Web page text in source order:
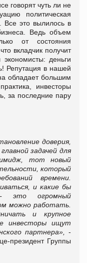
говорят чуть ли не
политическая
Все это вылилось в
Ведь объем
от состояния
вкладчик получит
экономисты: деньги
Репутация в нашей
обладает большим
инвесторы
за последние пару
доверия,
задачей для
тот новый
который
времени.
и какие бы
это огромный
можно работать.
и крупное
инвесторы ищут
партнера», -
президент Группы